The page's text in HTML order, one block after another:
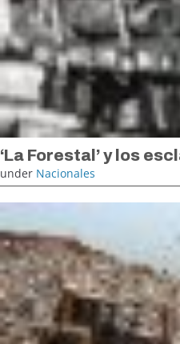
‘La Forestal’ y los
under Nacionales